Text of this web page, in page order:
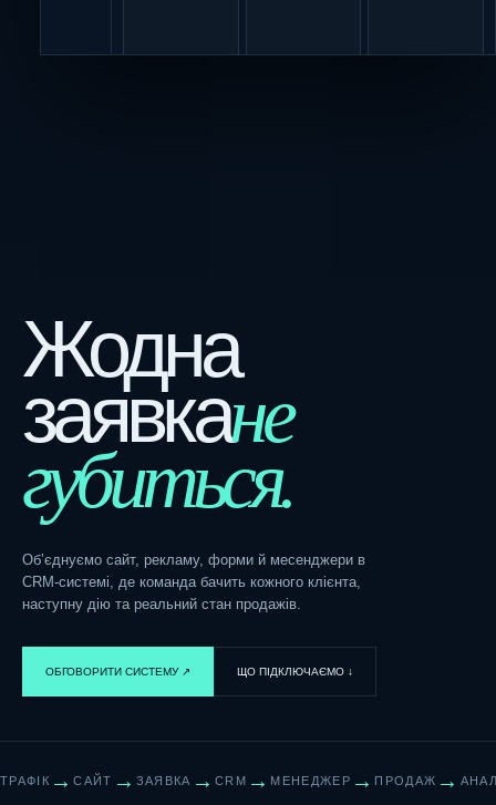
Жодна
заявкане
губиться.
Об’єднуємо сайт, рекламу, форми й месенджери в
CRM-системі, де команда бачить кожного клієнта,
наступну дію та реальний стан продажів.
ОБГОВОРИТИ СИСТЕМУ ↗︎ ЩО ПІДКЛЮЧАЄМО ↓
ТРАФІК →САЙТ → ЗАЯВКА →CRM → МЕНЕДЖЕР → ПРОДАЖ →